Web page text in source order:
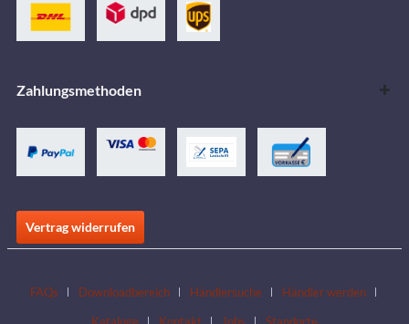
Zahlungsmethoden
Vertrag widerrufen
FAQs Downloadbereich Händlersuche
Händler werden